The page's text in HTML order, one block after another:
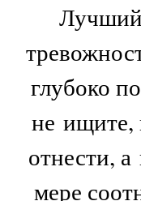
Лучший
глубоко
не ищите,
отнести,
мере